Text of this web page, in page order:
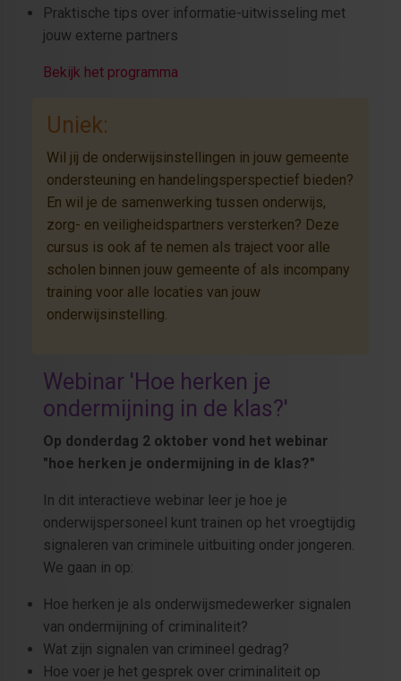
Praktische tips over informatie-uitwisseling met
jouw externe partners
Bekijk het programma
Uniek:
Wil jij de onderwijsinstellingen in jouw gemeente
ondersteuning en handelingsperspectief bieden?
En wil je de samenwerking tussen onderwijs,
zorg- en veiligheidspartners versterken? Deze
cursus is ook af te nemen als traject voor alle
scholen binnen jouw gemeente of als incompany
training voor alle locaties van jouw
onderwijsinstelling.
Webinar 'Hoe herken je
ondermijning in de klas?'
Op donderdag 2 oktober vond het webinar
"hoe herken je ondermijning in de klas?"
In dit interactieve webinar leer je hoe je
onderwijspersoneel kunt trainen op het vroegtijdig
signaleren van criminele uitbuiting onder jongeren.
We gaan in op:
Hoe herken je als onderwijsmedewerker signalen
van ondermijning of criminaliteit?
Wat zijn signalen van crimineel gedrag?
Hoe voer je het gesprek over criminaliteit op